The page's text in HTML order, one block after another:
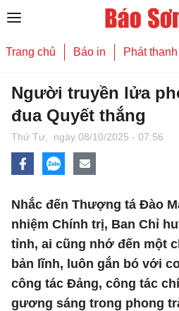
Trang chủ Báo in Phát thanh
Người truyền lửa
đua Quyết thắng
Thứ Tư, ngày 08/10/2025 - 07:56
Nhắc đến Thượng tá Đào
nhiệm Chính trị, Ban Chỉ
tỉnh, ai cũng nhớ đến một
bản lĩnh, luôn gắn bó với
công tác Đảng, công tác
gương sáng trong phong